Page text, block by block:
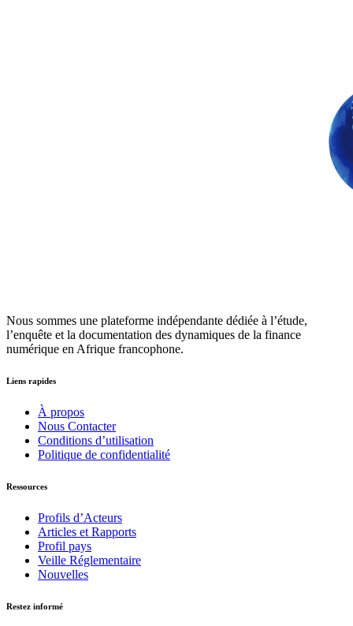
Nous sommes une plateforme indépendante dédiée à l’étude,
l’enquête et la documentation des dynamiques de la finance
numérique en Afrique francophone.
Liens rapides
À propos
Nous Contacter
Conditions d’utilisation
Politique de confidentialité
Ressources
Profils d’Acteurs
Articles et Rapports
Profil pays
Veille Réglementaire
Nouvelles
Restez informé